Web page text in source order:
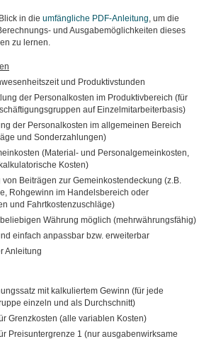
in die umfängliche PDF-Anleitung, um die
und Ausgabemöglichkeiten dieses
zu lernen.
und Produktivstunden
der Personalkosten im Produktivbereich (für
auf Einzelmitarbeiterbasis)
der Personalkosten im allgemeinen Bereich
und Sonderzahlungen)
(Material- und Personalgemeinkosten,
Kosten)
von Beiträgen zur Gemeinkostendeckung (z.B.
Rohgewinn im Handelsbereich oder
und Fahrtkostenzuschläge)
Währung möglich (mehrwährungsfähig)
einfach anpassbar bzw. erweiterbar
Anleitung
mit kalkuliertem Gewinn (für jede
einzeln und als Durchschnitt)
Grenzkosten (alle variablen Kosten)
Preisuntergrenze 1 (nur ausgabenwirksame